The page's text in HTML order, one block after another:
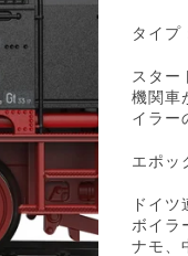
タイプ
スター
機関車
イラー
エポッ
ドイ
ボイラ
ナモ、